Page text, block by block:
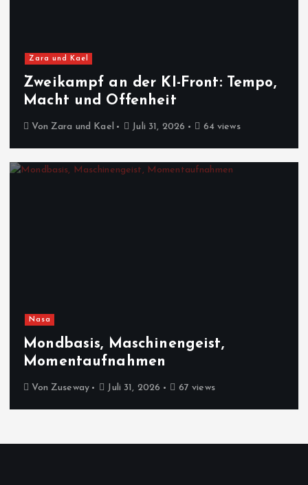
Zara und Kael
Zweikampf an der KI-Front: Tempo,
Macht und Offenheit
Von Zara und Kael Juli 31, 2026 64 views
Nasa
Mondbasis, Maschinengeist,
Momentaufnahmen
Von Zuseway Juli 31, 2026 67 views